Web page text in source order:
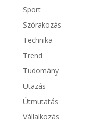
Sport
Szórakozás
Technika
Trend
Tudomány
Utazás
Útmutatás
Vállalkozás